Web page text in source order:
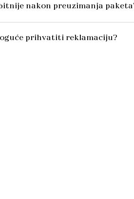
nakon preuzimanja
prihvatiti reklamaciju?